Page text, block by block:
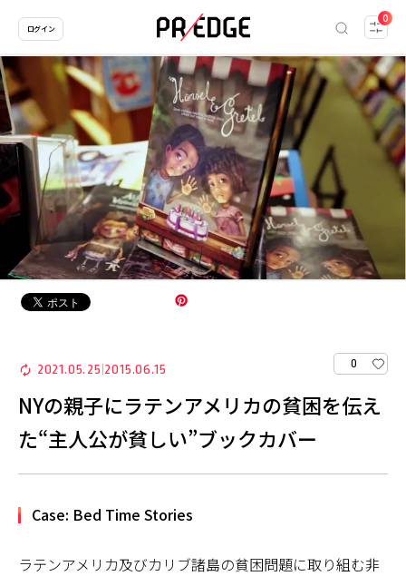
0
ログイン
2021.05.25 2015.06.15 0
NYの親子にラテンアメリカの貧困を伝え
た“主人公が貧しい”ブックカバー
Case: Bed Time Stories
ラテンアメリカ及びカリブ諸島の貧困問題に取り組む非